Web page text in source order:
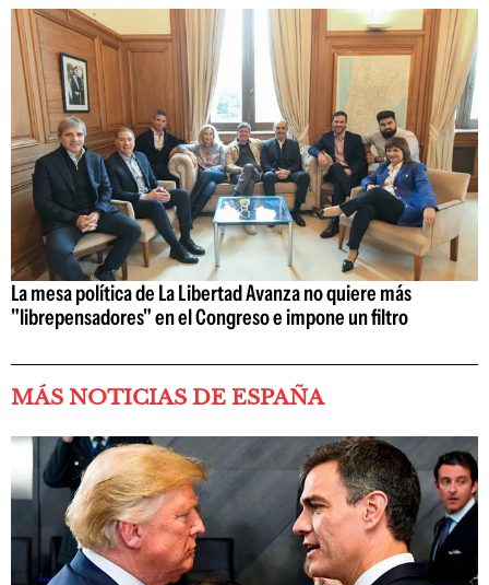
La mesa política de La Libertad Avanza no quiere más
"librepensadores" en el Congreso e impone un filtro
MÁS NOTICIAS DE ESPAÑA